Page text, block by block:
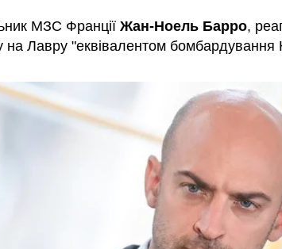
МЗС Франції Жан-Ноель Барро,
на Лавру "еквівалентом